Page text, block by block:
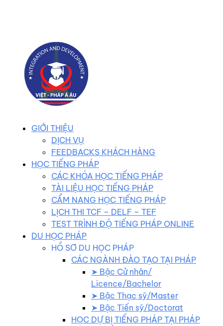
GIỚI THIỆU
DỊCH VỤ
FEEDBACKS KHÁCH HÀNG
HỌC TIẾNG PHÁP
CÁC KHÓA HỌC TIẾNG PHÁP
TÀI LIỆU HỌC TIẾNG PHÁP
CẨM NANG HỌC TIẾNG PHÁP
LỊCH THI TCF – DELF – TEF
TEST TRÌNH ĐỘ TIẾNG PHÁP ONLINE
DU HỌC PHÁP
HỒ SƠ DU HỌC PHÁP
CÁC NGÀNH ĐÀO TẠO TẠI PHÁP
➤ Bậc Cử nhân/
Licence/Bachelor
➤ Bậc Thạc sỹ/Master
➤ Bậc Tiến sỹ/Doctorat
HỌC DỰ BỊ TIẾNG PHÁP TẠI PHÁP